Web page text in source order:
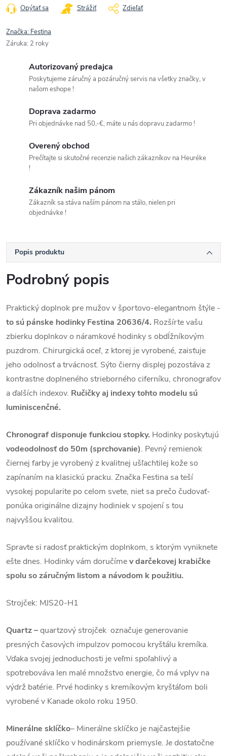
Opýtať sa Strážiť Zdieľať
Značka: Festina
Záruka: 2 roky
Autorizovaný predajca
Poskytujeme záručný a pozáručný servis na všetky značky, v
našom eshope !
Doprava zadarmo
Pri objednávke nad 50,-€, máte u nás dopravu zadarmo !
Overený obchod
Prečítajte si skutočné recenzie našich zákazníkov na Heuréke
!
Zákazník našim pánom
Zákazník sa stáva naším pánom na stálo, nielen pri
objednávke !
Popis produktu
Podrobný popis
Praktický doplnok pre mužov v športovo-elegantnom štýle -
to sú pánske hodinky Festina 20636/4. Rozšírte vašu
zbierku doplnkov o náramkové hodinky s obdĺžníkovým
puzdrom. Chirurgická oceľ, z ktorej je vyrobené, zaisťuje
jeho odolnosť a trvácnosť. Sýto čierny displej pozostáva z
kontrastne doplneného strieborného ciferníku, chronografov
a ďalších indexov. Ručičky aj indexy tohto modelu sú
luminiscenčné.
Chronograf disponuje funkciou stopky. Hodinky poskytujú
vodeodolnosť do 50m (sprchovanie). Pevný remienok
čiernej farby je vyrobený z kvalitnej ušľachtilej kože so
zapínaním na klasickú pracku. Značka Festina sa teší
vysokej popularite po celom svete, niet sa prečo čudovať-
ponúka originálne dizajny hodiniek v spojení s tou
najvyššou kvalitou.
Spravte si radosť praktickým doplnkom, s ktorým vyniknete
ešte dnes. Hodinky vám doručímev darčekovej krabičke
spolu so záručným listom a návodom k použitiu.
Strojček: MJS20-H1
Quartz–quartzový strojček označuje generovanie
presných časových impulzov pomocou kryštálu kremíka.
Vďaka svojej jednoduchosti je veľmi spoľahlivý a
spotrebováva len malé množstvo energie, čo má vplyv na
výdrž batérie. Prvé hodinky s kremíkovým kryštáľom boli
vyrobené v Kanade okolo roku 1950.
Minerálne sklíčko– Minerálne sklíčko je najčastejšie
používané sklíčko v hodinárskom priemysle. Je dostatočne